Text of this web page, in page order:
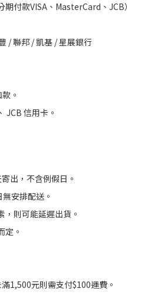
付款VISA、MasterCard、JCB）
/ 聯邦 / 凱基 / 星展銀行
。
JCB 信用卡。
出，不含例假日。
安排配送。
則可能延遲出貨。
定。
1,500元則需支付$100運費。